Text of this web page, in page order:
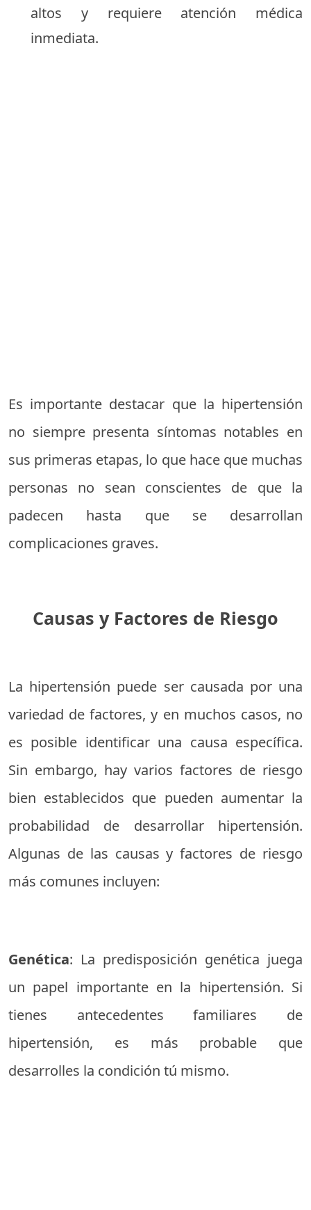
altos y requiere atención médica
inmediata.
Es importante destacar que la hipertensión
no siempre presenta síntomas notables en
sus primeras etapas, lo que hace que muchas
personas no sean conscientes de que la
padecen hasta que se desarrollan
complicaciones graves.
Causas y Factores de Riesgo
La hipertensión puede ser causada por una
variedad de factores, y en muchos casos, no
es posible identificar una causa específica.
Sin embargo, hay varios factores de riesgo
bien establecidos que pueden aumentar la
probabilidad de desarrollar hipertensión.
Algunas de las causas y factores de riesgo
más comunes incluyen:
Genética: La predisposición genética juega
un papel importante en la hipertensión. Si
tienes antecedentes familiares de
hipertensión, es más probable que
desarrolles la condición tú mismo.